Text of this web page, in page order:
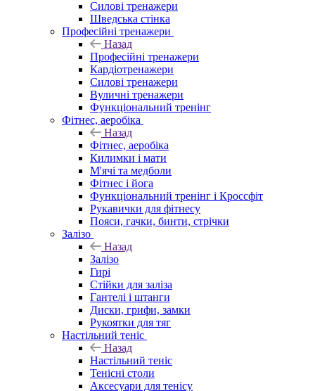
Силові тренажери
Шведська стінка
Професійні тренажери
Назад
Професійні тренажери
Кардіотренажери
Силові тренажери
Вуличні тренажери
Функціональний тренінг
Фітнес, аеробіка
Назад
Фітнес, аеробіка
Килимки і мати
М'ячі та медболи
Фітнес і йога
Функціональний тренінг і Кроссфіт
Рукавички для фітнесу
Пояси, гачки, бинти, стрічки
Залізо
Назад
Залізо
Гирі
Стійки для заліза
Гантелі і штанги
Диски, грифи, замки
Рукоятки для тяг
Настільний теніс
Назад
Настільний теніс
Тенісні столи
Аксесуари для тенісу